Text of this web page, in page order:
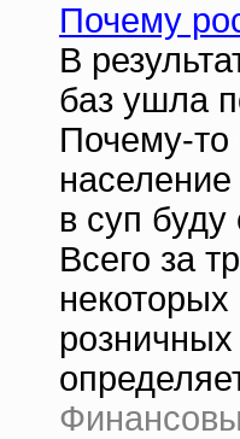
Почему
В
баз ушла
Почему-то
в суп
Всего за